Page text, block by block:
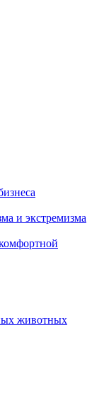
и экстремизма
животных